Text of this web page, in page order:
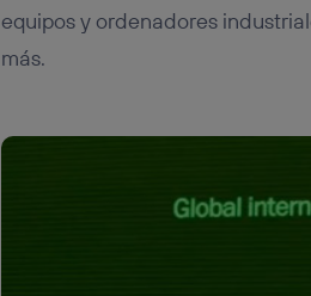
equipos y ordenadores
más.